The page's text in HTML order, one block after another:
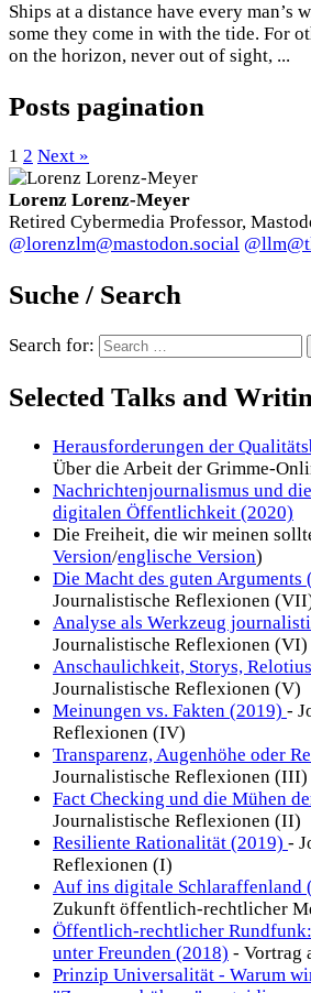
Ships at a distance have every man’s
some they come in with the tide. For
on the horizon, never out of sight, ...
Posts pagination
1 2 Next »
Lorenz Lorenz-Meyer
Retired Cybermedia Professor,
@lorenzlm@mastodon.social
Suche / Search
Search for:
Selected Talks and
Herausforderungen der
Über die Arbeit der Grimme-
Nachrichtenjournalismus und
digitalen Öffentlichkeit (2020)
Die Freiheit, die wir meinen
Version/englische Version)
Die Macht des guten Arguments
Journalistische Reflexionen
Analyse als Werkzeug
Journalistische Reflexionen (VI)
Anschaulichkeit, Storys,
Journalistische Reflexionen (V)
Meinungen vs. Fakten (2019) -
Reflexionen (IV)
Transparenz, Augenhöhe oder
Journalistische Reflexionen (III)
Fact Checking und die Mühen
Journalistische Reflexionen (II)
Resiliente Rationalität (2019) -
Reflexionen (I)
Auf ins digitale Schlaraffenland
Zukunft öffentlich-rechtlicher
Öffentlich-rechtlicher
unter Freunden (2018) - Vortrag
Prinzip Universalität - Warum